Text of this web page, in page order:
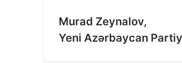
Murad Zeynalov,
Yeni Azərbaycan